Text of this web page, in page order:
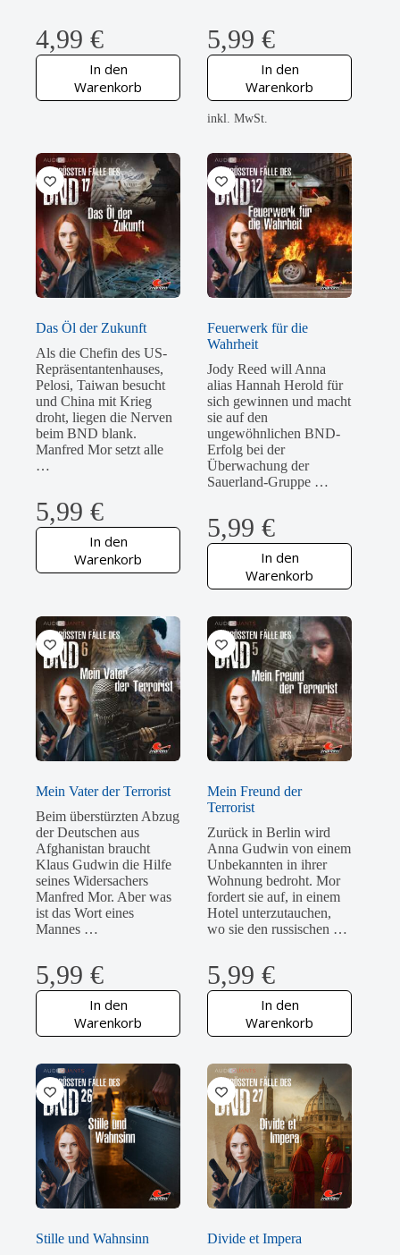
4,99 €
In den
Warenkorb
5,99€
In den
Warenkorb
inkl. MwSt.
Das Öl der Zukunft
Als die Chefin des US-
Repräsentantenhauses,
Pelosi, Taiwan besucht
und China mit Krieg
droht, liegen die Nerven
beim BND blank.
Manfred Mor setzt alle
…
5,99 €
In den
Warenkorb
Feuerwerk für die
Wahrheit
Jody Reed will Anna
alias Hannah Herold für
sich gewinnen und macht
sie auf den
ungewöhnlichen BND-
Erfolg bei der
Überwachung der
Sauerland-Gruppe …
5,99€
In den
Warenkorb
Mein Vater der Terrorist
Beim überstürzten Abzug
der Deutschen aus
Afghanistan braucht
Klaus Gudwin die Hilfe
seines Widersachers
Manfred Mor. Aber was
ist das Wort eines
Mannes …
5,99 €
In den
Warenkorb
Mein Freund der
Terrorist
Zurück in Berlin wird
Anna Gudwin von einem
Unbekannten in ihrer
Wohnung bedroht. Mor
fordert sie auf, in einem
Hotel unterzutauchen,
wo sie den russischen …
5,99€
In den
Warenkorb
Stille und Wahnsinn
Divide et Impera